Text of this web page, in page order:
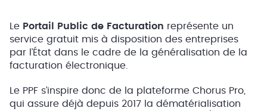
Le Portail Public de Facturation représente un
service gratuit mis à disposition des entreprises
par l’État dans le cadre de la généralisation de la
facturation électronique.
Le PPF s’inspire donc de la plateforme Chorus Pro,
qui assure déjà depuis 2017 la dématérialisation